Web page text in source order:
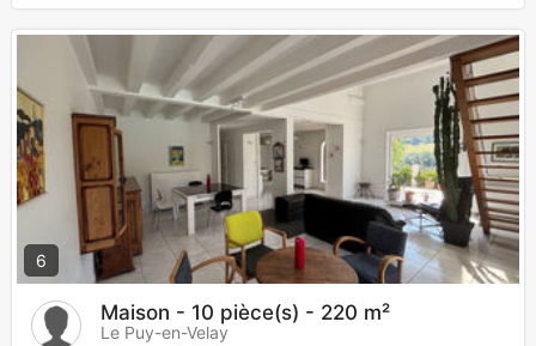
6
Maison - 10 pièce(s) - 220 m²
Le Puy-en-Velay